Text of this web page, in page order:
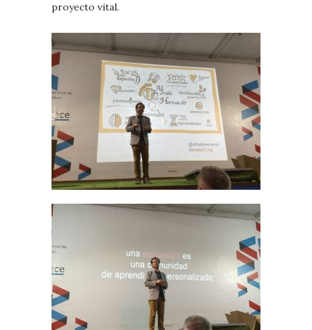
proyecto vital.